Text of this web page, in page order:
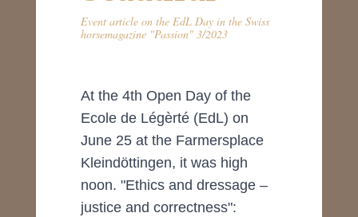
Event article on the EdL Day in the Swiss
horsemagazine "Passion" 3/2023
At the 4th Open Day of the
Ecole de Légèrté (EdL) on
June 25 at the Farmersplace
Kleindöttingen, it was high
noon. "Ethics and dressage –
justice and correctness":